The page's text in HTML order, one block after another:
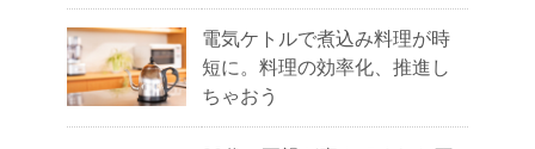
電気ケトルで煮込み料理が時
短に。料理の効率化、推進し
ちゃおう